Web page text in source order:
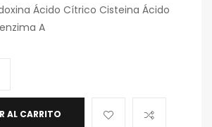
Ácido Cítrico Cisteina Ácido
A
AL CARRITO